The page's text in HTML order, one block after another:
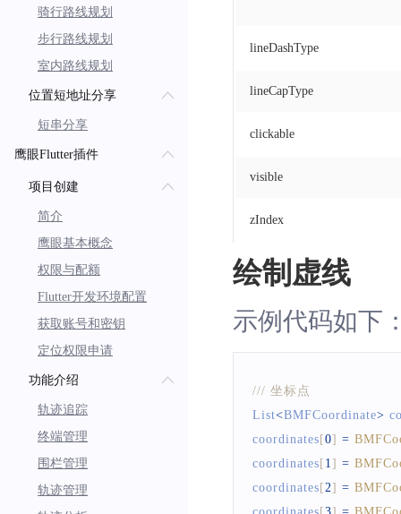
骑行路线规划
步行路线规划
室内路线规划
位置短地址分享
短串分享
鹰眼Flutter插件
项目创建
简介
鹰眼基本概念
权限与配额
Flutter开发环境配置
获取账号和密钥
定位权限申请
功能介绍
轨迹追踪
终端管理
围栏管理
轨迹管理
lineDashType
lineCapType
clickable
visible
zIndex
绘制虚线
示例代码如下
/// 坐标点
List<BMFCoordinate>
coordinates[0] =
coordinates[ 1 ] =
coordinates[ 2] =
coordinates[3] =